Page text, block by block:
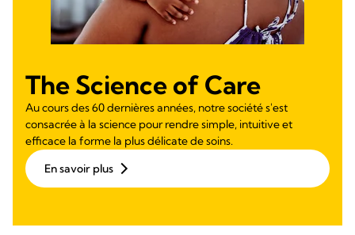
The Science of Care
Au cours des 60 dernières années, notre société s'est
consacrée à la science pour rendre simple, intuitive et
efficace la forme la plus délicate de soins.
En savoir plus